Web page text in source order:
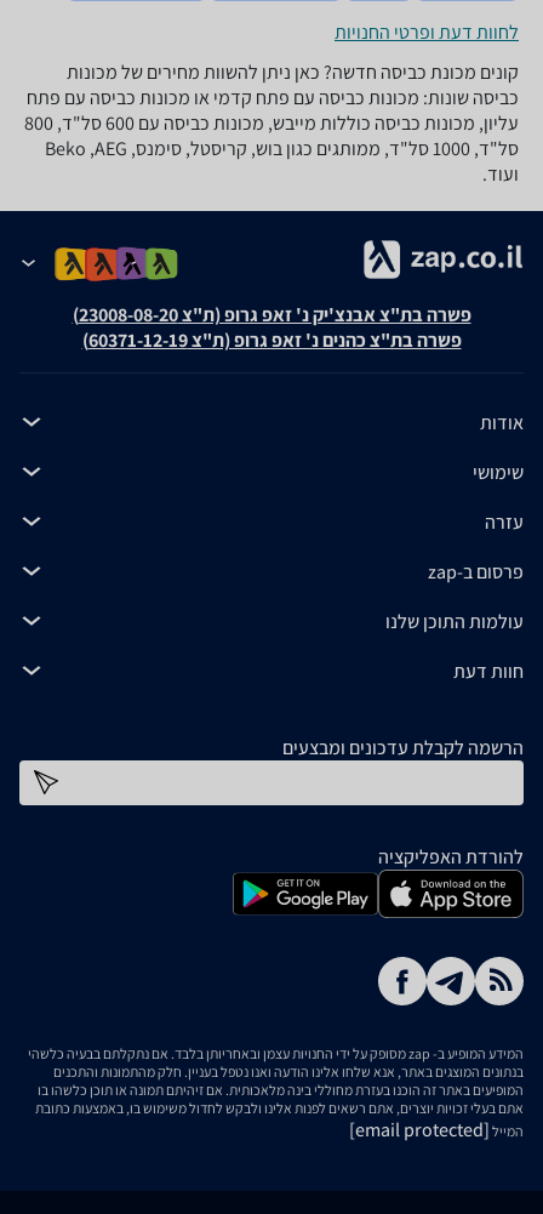
לחוות דעת ופרטי החנויות
קונים מכונת כביסה חדשה? כאן ניתן להשוות מחירים של מכונות
כביסה שונות: מכונות כביסה עם פתח קדמי או מכונות כביסה עם פתח
עליון, מכונות כביסה כוללות מייבש, מכונות כביסה עם 600 סל"ד, 800
סל"ד, 1000 סל"ד, ממותגים כגון בוש, קריסטל, סימנס, Beko ,AEG
ועוד.
פשרה בת"צ אבנצ'יק נ' זאפ גרופ (ת"צ 23008-08-20)
פשרה בת"צ כהנים נ' זאפ גרופ (ת"צ 60371-12-19)
אודות
שימושי
עזרה
פרסום ב-zap
עולמות התוכן שלנו
חוות דעת
הרשמה לקבלת עדכונים ומבצעים
להורדת האפליקציה
המידע המופיע ב- zap מסופק על ידי החנויות עצמן ובאחריותן בלבד. אם נתקלתם בבעיה כלשהי
בנתונים המוצגים באתר, אנא שלחו אלינו הודעה ואנו נטפל בעניין. חלק מהתמונות והתכנים
המופיעים באתר זה הוכנו בעזרת מחוללי בינה מלאכותית. אם זיהיתם תמונה או תוכן כלשהו בו
אתם בעלי זכויות יוצרים, אתם רשאים לפנות אלינו ולבקש לחדול משימוש בו, באמצעות כתובת
המייל [email protected]